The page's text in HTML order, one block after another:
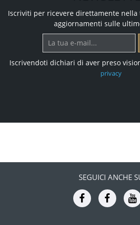
Iscriviti per ricevere direttamente nella
aggiornamenti sulle
Iscrivendoti dichiari di aver preso
privacy
SEGUICI ANCHE